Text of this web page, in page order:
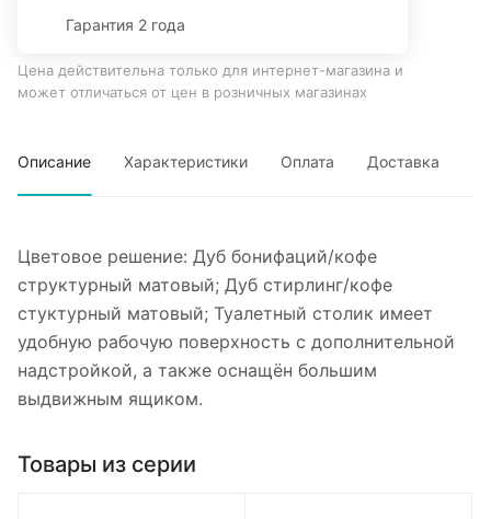
Гарантия 2 года
Цена действительна только для интернет-магазина и
может отличаться от цен в розничных магазинах
Описание Характеристики Оплата Доставка
Цветовое решение: Дуб бонифаций/кофе
структурный матовый; Дуб стирлинг/кофе
стуктурный матовый; Туалетный столик имеет
удобную рабочую поверхность с дополнительной
надстройкой, а также оснащён большим
выдвижным ящиком.
Товары из серии